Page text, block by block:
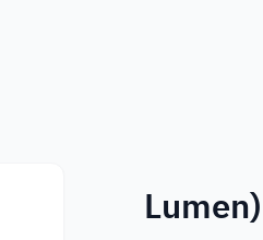
جائزة للفنانين في المملكة المتحدة 2026 بمزايا و جوائز عديدة (Lumen